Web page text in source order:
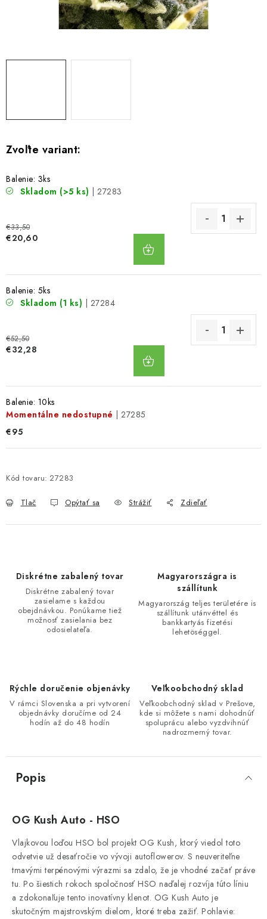
Bankové údaje
Veľkoobchod
Formulár na odstúpenie od zmluvy
Balenie: 3ks
Skladom (>5 ks) | 27283
€33,50
€20,60
Balenie: 5ks
Skladom (1 ks) | 27284
€52,50
€32,28
Balenie: 10ks
Momentálne nedostupné
| 27285
€95
Kód tovaru: 27283
Tlač Opýtať sa Strážiť Zdieľať
Diskrétne zabalený tovar
Diskrétne zabalený tovar
zasielame s každou
obejdnávkou. Ponúkame tiež
možnosť zasielania bez
odosielateľa.
Magyarországra is
szállítunk
Magyarország teljes területére is
szállítunk utánvéttel és
bankkartyás fizetési
lehetöséggel.
Rýchle doručenie objenávky
V rámci Slovenska a pri vytvorení
objednávky doručíme od 24
hodín až do 48 hodín
Veľkoobchodný sklad
Veľkoobchodný sklad v Prešove,
kde si môžete s nami dohodnúť
spoluprácu alebo vyzdvihnúť
nadrozmerný tovar.
Popis
OG Kush Auto - HSO
Vlajkovou loďou HSO bol projekt OG Kush, ktorý viedol toto
odvetvie už desaťročie vo vývoji autoflowerov. S neuveriteľne
tmavými terpénovými výrazmi sa zdalo, že je vhodné začať práve
tu. Po šiestich rokoch spoločnosť HSO naďalej rozvíja túto líniu
a zdokonaľuje tento inovatívny klenot. OG Kush Auto je
skutočným majstrovským dielom, ktoré treba zažiť. Pohlavie: